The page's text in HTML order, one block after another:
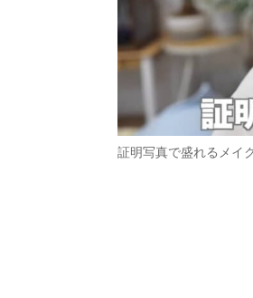
証明写真で盛れるメイ